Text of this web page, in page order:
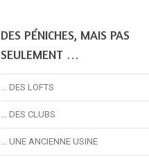
DES PÉNICHES, MAIS PAS
SEULEMENT …
… DES LOFTS
… DES CLUBS
… UNE ANCIENNE USINE